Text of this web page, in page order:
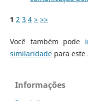
1 2 3 4 > >>
Você também pode
similaridadepara este
Informações